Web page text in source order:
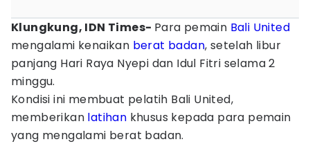
Klungkung, IDN Times- Para pemain Bali United
mengalami kenaikan berat badan, setelah libur
panjang Hari Raya Nyepi dan Idul Fitri selama 2
minggu.
Kondisi ini membuat pelatih Bali United,
memberikan latihan khusus kepada para pemain
yang mengalami berat badan.